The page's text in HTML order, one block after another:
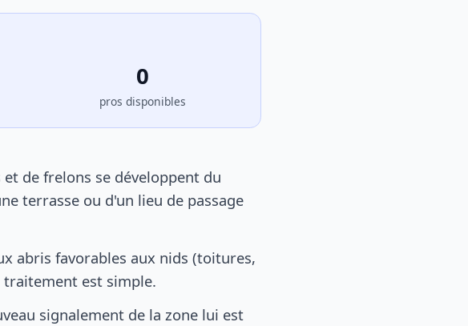
0
pros disponibles
de frelons se développent du
terrasse ou d'un lieu de passage
abris favorables aux nids (toitures,
traitement est simple.
signalement de la zone lui est